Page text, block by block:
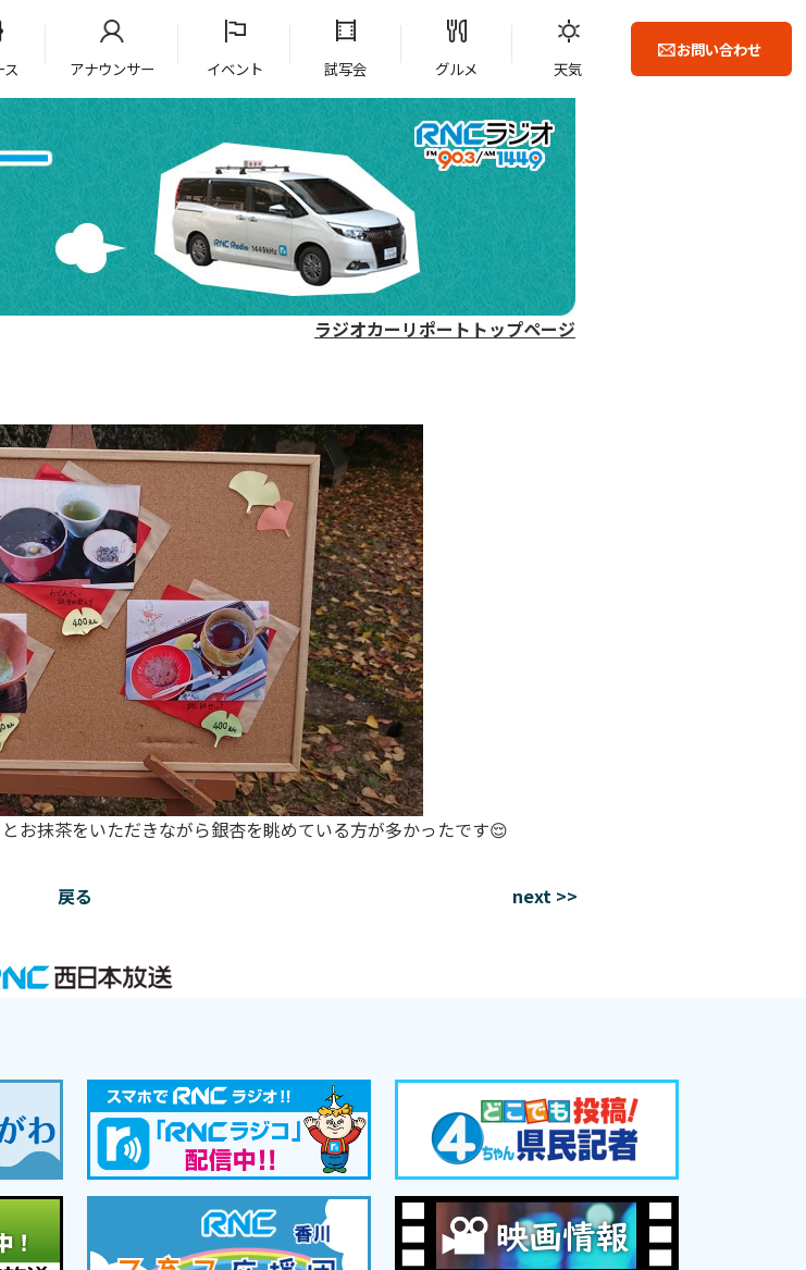
アナウンサー イベント 試写会 グルメ 天気
お問い合わせ
ラジオカーリポートトップページ
お抹茶をいただきながら銀杏を眺めている方が多かったです😌
戻る next >>